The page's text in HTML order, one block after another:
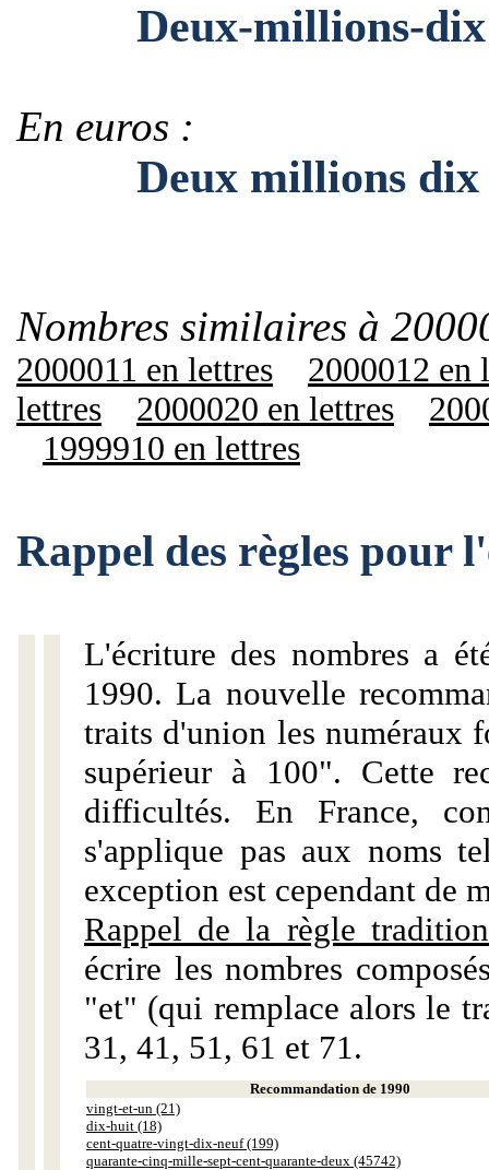
Deux-millions-dix
En euros :
Deux millions dix
Nombres similaires à
2000011 en lettres
2000012 en
lettres
2000020 en lettres
1999910 en lettres
Rappel des règles pour
L'écriture des nombres a
1990. La nouvelle
traits d'union les numéraux
supérieur à 100". Cette
difficultés. En France,
s'applique pas aux noms
exception est cependant de
Rappel de la règle
écrire les nombres
"et" (qui remplace alors le
31, 41, 51, 61 et 71.
Recommandation de 1990
vingt-et-un (21)
dix-huit (18)
cent-quatre-vingt-dix-neuf (199)
quarante-cinq-mille-sept-cent-quarante-deux (45742)